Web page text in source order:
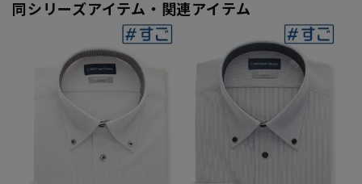
同シリーズアイテム・関連アイテム